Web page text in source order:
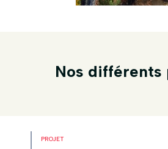
Nos différents
PROJET